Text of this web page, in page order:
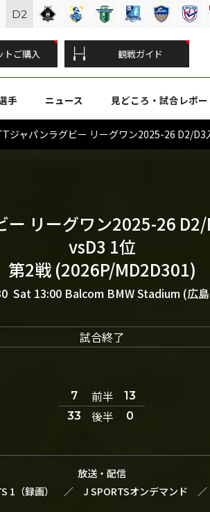
トご購入 観戦ガイド
手 ニュース 見どころ・試合レポー
ジャパンラグビー リーグワン2025-26 D2/
ー リーグワン2025-26
vsD3 1位
第2戦 (2026P/MD2D301)
Sat 13:00 Balcom BMW Stadium (広
試合終了
7 前半
13
33
後半 0
放送・配信
1（録画）
／ J SPORTSオンデマンド ／
D2